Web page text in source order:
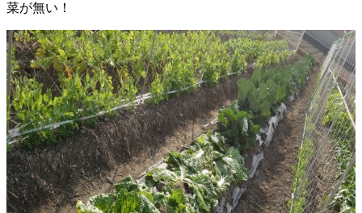
菜が無い！